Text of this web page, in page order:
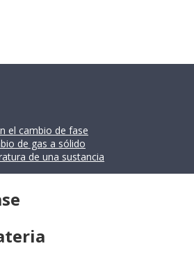
el cambio de fase
de gas a sólido
de una sustancia